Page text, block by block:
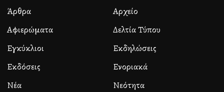
Άρθρα
Αρχείο
Αφιερώματα
Δελτία Τύπου
Εγκύκλιοι
Εκδηλώσεις
Εκδόσεις
Ενοριακά
Νέα
Νεότητα